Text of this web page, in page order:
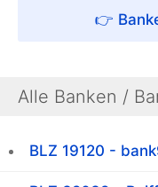
👉
Alle Banken /
BLZ 19120 -